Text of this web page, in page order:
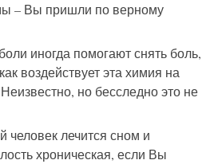
– Вы пришли по верному
иногда помогают снять боль,
воздействует эта химия на
но бесследно это не
человек лечится сном и
хроническая, если Вы